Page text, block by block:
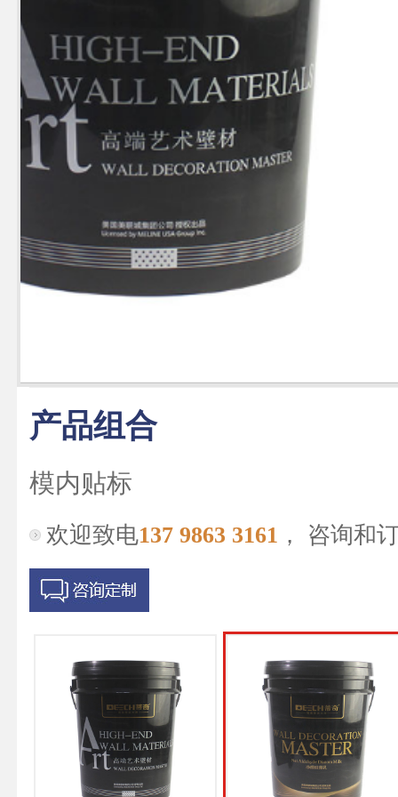
产品组合
模内贴标
欢迎致电137 9863 3161 ， 咨询和